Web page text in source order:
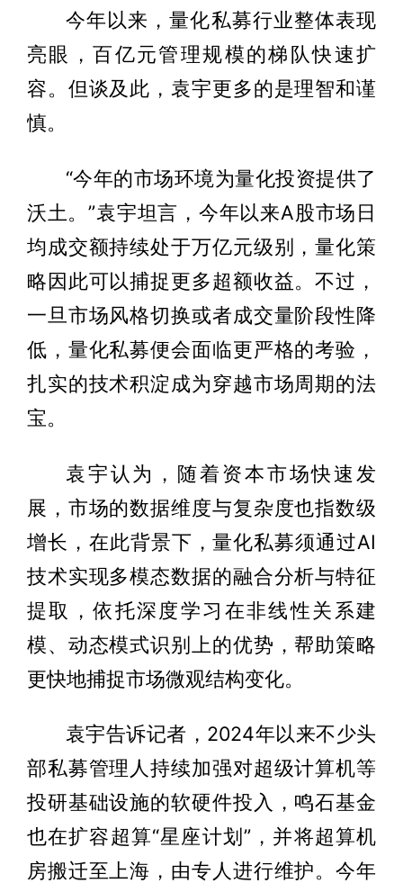
今年以来，量化私募行业整体表现
亮眼，百亿元管理规模的梯队快速扩
容。但谈及此，袁宇更多的是理智和谨
慎。
“今年的市场环境为量化投资提供了
沃土。”袁宇坦言，今年以来A股市场日
均成交额持续处于万亿元级别，量化策
略因此可以捕捉更多超额收益。不过，
一旦市场风格切换或者成交量阶段性降
低，量化私募便会面临更严格的考验，
扎实的技术积淀成为穿越市场周期的法
宝。
袁宇认为，随着资本市场快速发
展，市场的数据维度与复杂度也指数级
增长，在此背景下，量化私募须通过AI
技术实现多模态数据的融合分析与特征
提取，依托深度学习在非线性关系建
模、动态模式识别上的优势，帮助策略
更快地捕捉市场微观结构变化。
袁宇告诉记者，2024年以来不少头
部私募管理人持续加强对超级计算机等
投研基础设施的软硬件投入，鸣石基金
也在扩容超算“星座计划”，并将超算机
房搬迁至上海，由专人进行维护。今年